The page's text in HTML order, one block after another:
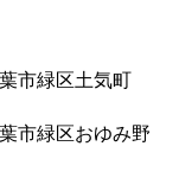
市緑区土気町
市緑区おゆみ野